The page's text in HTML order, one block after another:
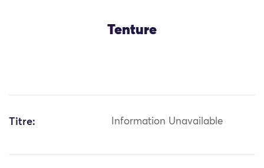
Tenture
Titre: Information Unavailable